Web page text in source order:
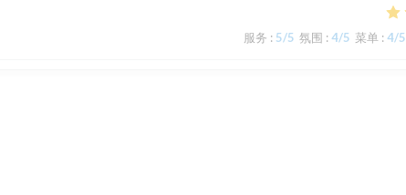
服务 : 5/5 氛围 : 4/5 菜单 : 4/5